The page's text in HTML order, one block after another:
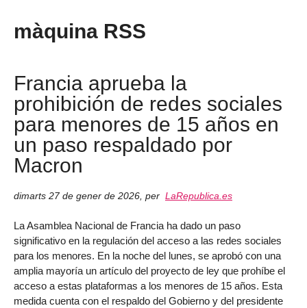
màquina RSS
Francia aprueba la
prohibición de redes sociales
para menores de 15 años en
un paso respaldado por
Macron
dimarts 27 de gener de 2026 per LaRepublica.es
La Asamblea Nacional de Francia ha dado un paso
significativo en la regulación del acceso a las redes sociales
para los menores. En la noche del lunes, se aprobó con una
amplia mayoría un artículo del proyecto de ley que prohíbe el
acceso a estas plataformas a los menores de 15 años. Esta
medida cuenta con el respaldo del Gobierno y del presidente